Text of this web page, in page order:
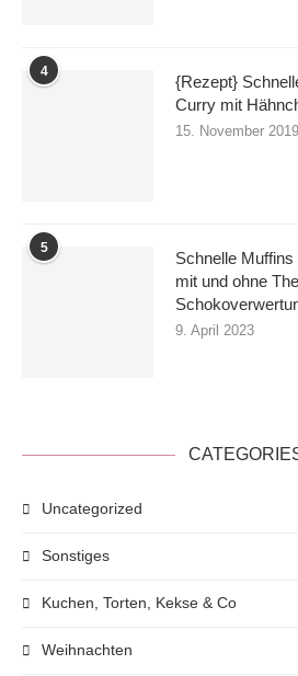
4
{Rezept}
Curry mit
15. November 2019
5
Schnelle
mit und ohne
9. April 2023
Uncategorized
Sonstiges
Kuchen, Torten, Kekse & Co
Weihnachten